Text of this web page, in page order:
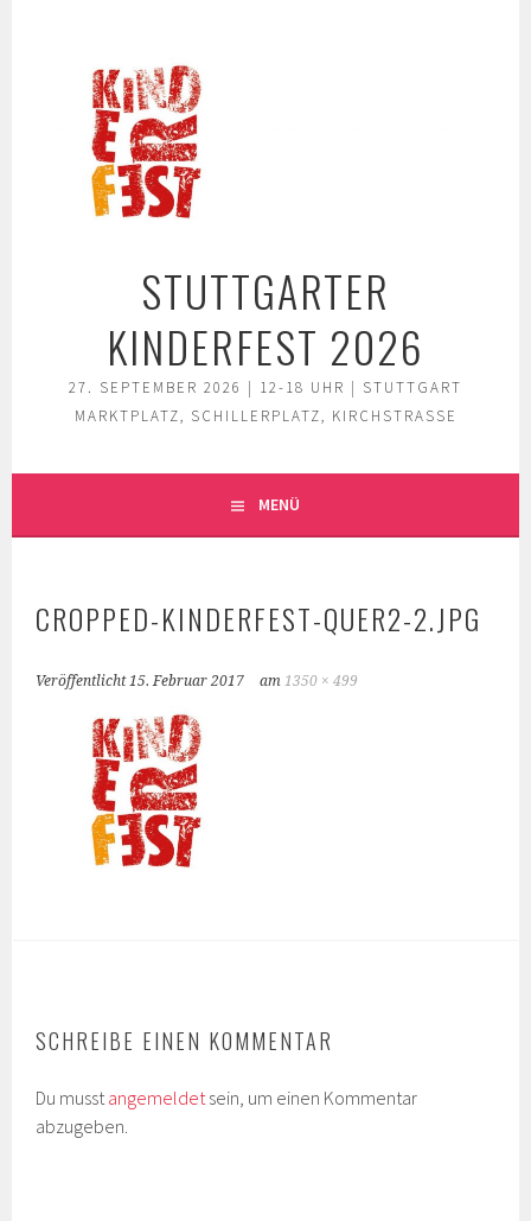
STUTTGARTER
KINDERFEST 2026
27. SEPTEMBER 2026 | 12-18 UHR | STUTTGART
MARKTPLATZ, SCHILLERPLATZ, KIRCHSTRASSE
MENÜ
CROPPED-KINDERFEST-QUER2-2.JPG
Veröffentlicht15. Februar 2017 am1350 × 499
SCHREIBE EINEN KOMMENTAR
Du musstangemeldetsein, um einen Kommentar
abzugeben.